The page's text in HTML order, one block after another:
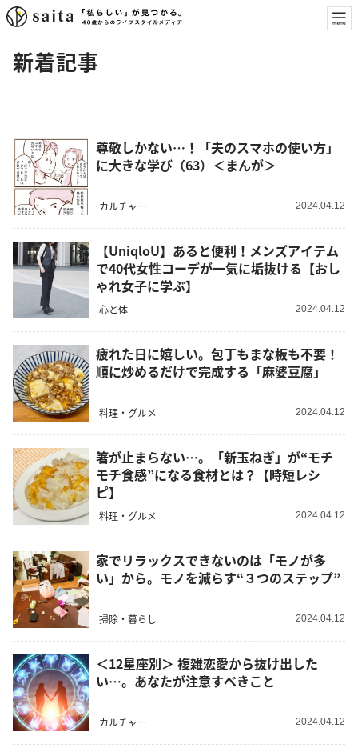
新着記事
尊敬しかない…！「夫のスマホの使い方」
に大きな学び（63）＜まんが＞
カルチャー 2024.04.12
【UniqloU】あると便利！メンズアイテム
で40代女性コーデが一気に垢抜ける【おし
ゃれ女子に学ぶ】
心と体 2024.04.12
疲れた日に嬉しい。包丁もまな板も不要！
順に炒めるだけで完成する「麻婆豆腐」
料理・グルメ 2024.04.12
箸が止まらない…。「新玉ねぎ」が“モチ
モチ食感”になる食材とは？【時短レシ
ピ】
料理・グルメ 2024.04.12
家でリラックスできないのは「モノが多
い」から。モノを減らす“３つのステップ”
掃除・暮らし 2024.04.12
＜12星座別＞ 複雑恋愛から抜け出した
い…。あなたが注意すべきこと
カルチャー 2024.04.12